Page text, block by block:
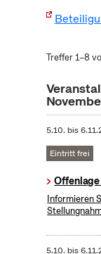
Treffer 1–8
5.10. bis
Eintritt frei
Offenlage
Informieren
5.10. bis